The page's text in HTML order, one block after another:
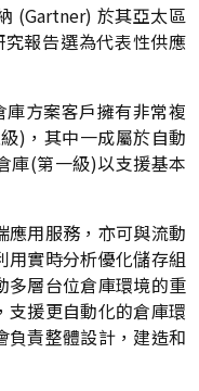
(Gartner) 於其亞太區
究報告選為代表性供應
方案客戶擁有非常複
)，其中一成屬於自動
庫(第一級)以支援基本
應用服務，亦可與流動
用實時分析優化儲存組
多層台位倉庫環境的重
支援更自動化的倉庫環
負責整體設計，建造和